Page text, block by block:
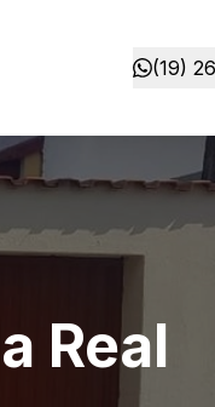
(19)
Real